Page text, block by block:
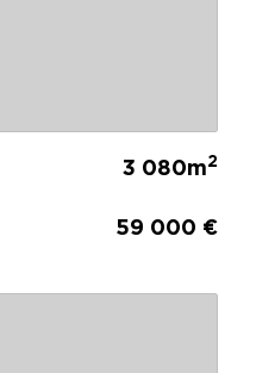
3 080m2
59 000 €